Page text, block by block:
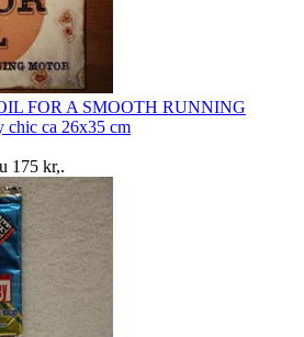
FOR A SMOOTH RUNNING
ca 26x35 cm
175 kr,.